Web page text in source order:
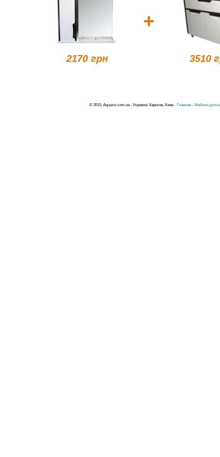
2170 грн
+
3510
© 2015, Aquazis.com.ua , Украина: Харьков, Киев - Главная- Мебель для